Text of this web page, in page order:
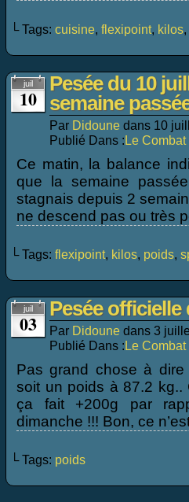
└ Tags: cuisine, flexipoint, kilos,
juil
10
Pesée du 10
semaine
Par Didoune dans 10
Publié Dans :Le
Ce matin, la balance
que la semaine
stagnais depuis 2
ne descend pas ou très
└ Tags: flexipoint, kilos, poids,
juil
03
Pesée officielle
Par Didoune dans 3
Publié Dans :Le
Pas grand chose à
soit un poids à 87.2 kg..
ça fait +200g par
dimanche !!! Bon, ce
└ Tags: poids